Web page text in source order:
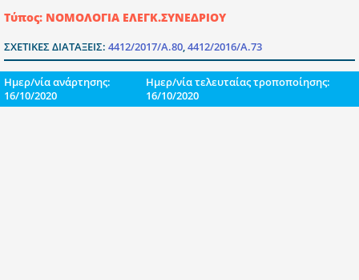
Τύπος: ΝΟΜΟΛΟΓΙΑ ΕΛΕΓΚ.ΣΥΝΕΔΡΙΟΥ
ΣΧΕΤΙΚΕΣ ΔΙΑΤΑΞΕΙΣ: 4412/2017/Α.80,4412/2016/Α.73
Ημερ/νία ανάρτησης:
16/10/2020
Ημερ/νία τελευταίας τροποποίησης:
16/10/2020